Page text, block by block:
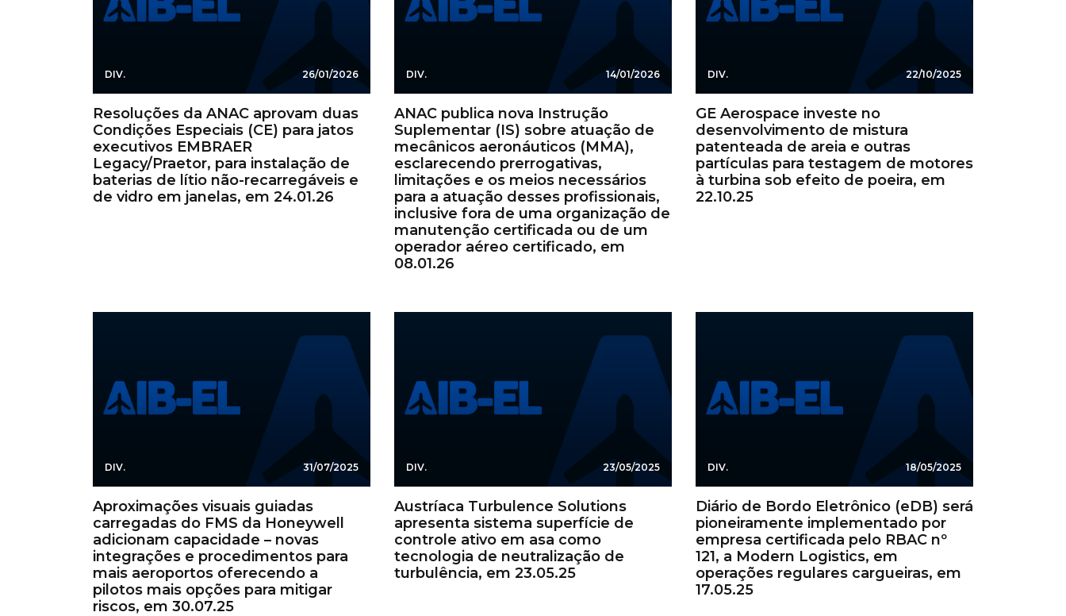
DIV. 26/01/2026
Resoluções da ANAC aprovam duas
Condições Especiais (CE) para jatos
executivos EMBRAER
Legacy/Praetor, para instalação de
baterias de lítio não-recarregáveis e
de vidro em janelas, em 24.01.26
DIV. 14/01/2026
ANAC publica nova Instrução
Suplementar (IS) sobre atuação de
mecânicos aeronáuticos (MMA),
esclarecendo prerrogativas,
limitações e os meios necessários
para a atuação desses profissionais,
inclusive fora de uma organização de
manutenção certificada ou de um
operador aéreo certificado, em
08.01.26
DIV. 22/10/2025
GE Aerospace investe no
desenvolvimento de mistura
patenteada de areia e outras
partículas para testagem de motores
à turbina sob efeito de poeira, em
22.10.25
DIV. 31/07/2025
Aproximações visuais guiadas
carregadas do FMS da Honeywell
adicionam capacidade – novas
integrações e procedimentos para
mais aeroportos oferecendo a
pilotos mais opções para mitigar
riscos, em 30.07.25
DIV. 23/05/2025
Austríaca Turbulence Solutions
apresenta sistema superfície de
controle ativo em asa como
tecnologia de neutralização de
turbulência, em 23.05.25
DIV. 18/05/2025
Diário de Bordo Eletrônico (eDB) será
pioneiramente implementado por
empresa certificada pelo RBAC nº
121, a Modern Logistics, em
operações regulares cargueiras, em
17.05.25